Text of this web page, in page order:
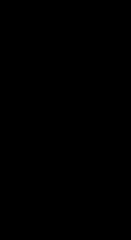
unseren Ideen für